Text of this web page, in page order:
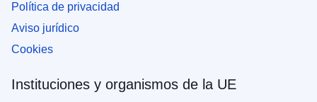
Política de privacidad
Aviso jurídico
Cookies
Instituciones y organismos de la UE